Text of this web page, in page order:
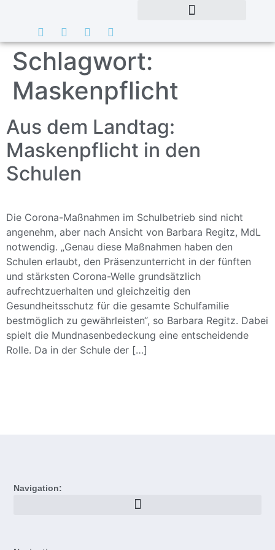
Schlagwort:
Maskenpflicht
Aus dem Landtag:
Maskenpflicht in den
Schulen
Die Corona-Maßnahmen im Schulbetrieb sind nicht
angenehm, aber nach Ansicht von Barbara Regitz, MdL
notwendig. „Genau diese Maßnahmen haben den
Schulen erlaubt, den Präsenzunterricht in der fünften
und stärksten Corona-Welle grundsätzlich
aufrechtzuerhalten und gleichzeitig den
Gesundheitsschutz für die gesamte Schulfamilie
bestmöglich zu gewährleisten“, so Barbara Regitz. Dabei
spielt die Mundnasenbedeckung eine entscheidende
Rolle. Da in der Schule der […]
Navigation: